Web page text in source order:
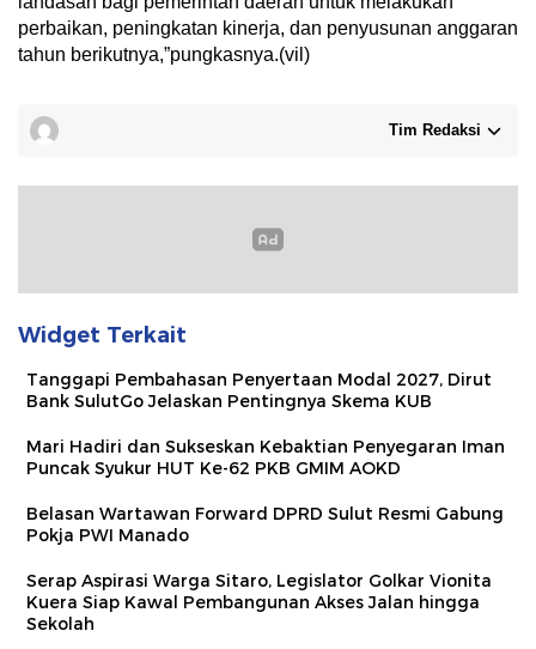
perbaikan, peningkatan kinerja, dan penyusunan anggaran
tahun berikutnya,”pungkasnya.(vil)
Tim Redaksi
Widget Terkait
Tanggapi Pembahasan Penyertaan Modal 2027, Dirut
Bank SulutGo Jelaskan Pentingnya Skema KUB
Mari Hadiri dan Sukseskan Kebaktian Penyegaran Iman
Puncak Syukur HUT Ke-62 PKB GMIM AOKD
Belasan Wartawan Forward DPRD Sulut Resmi Gabung
Pokja PWI Manado
Serap Aspirasi Warga Sitaro, Legislator Golkar Vionita
Kuera Siap Kawal Pembangunan Akses Jalan hingga
Sekolah​